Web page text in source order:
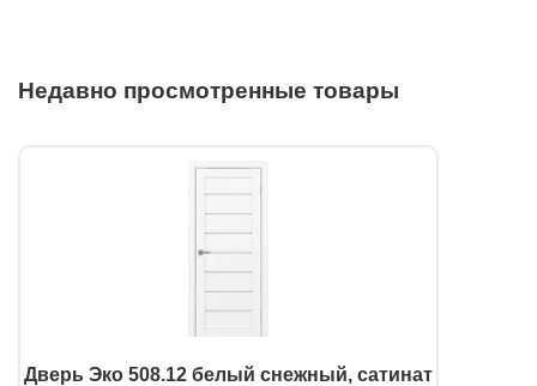
Недавно просмотренные товары
Дверь Эко 508.12 белый снежный, сатинат